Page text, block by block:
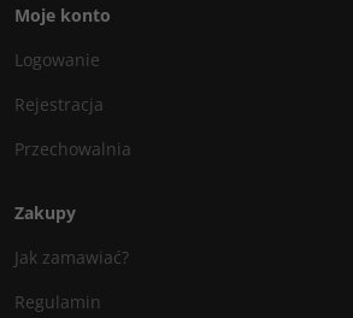
Moje konto
Logowanie
Rejestracja
Przechowalnia
Zakupy
Jak zamawiać?
Regulamin